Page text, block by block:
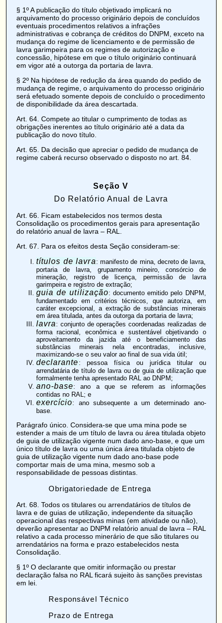
§ 1º A publicação do título objetivado implicará no
arquivamento do processo originário depois de concluídos
eventuais procedimentos relativos a infrações
administrativas e cobrança de créditos do DNPM, exceto na
mudança do regime de licenciamento e de permissão de
lavra garimpeira para os regimes de autorização e
concessão, hipótese em que o título originário continuará
em vigor até a outorga da portaria de lavra.
§ 2º Na hipótese de redução da área quando do pedido de
mudança de regime, o arquivamento do processo originário
será efetuado somente depois de concluído o procedimento
de disponibilidadeda área descartada.
Art. 64. Compete ao titular o cumprimento de todas as
obrigações inerentes ao título originário até a data da
publicação do novo título.
Art. 65. Da decisão que apreciar o pedido de mudança de
regime caberá recurso observado o disposto no art. 84.
Seção V
Do Relatório Anual de Lavra
Art. 66. Ficam estabelecidos nos termos desta
Consolidação os procedimentos gerais para apresentação
do relatório anual de lavra – RAL.
Art. 67 . Para os efeitos desta Seção consideram-se:
títulos de lavra: manifesto de mina, decreto de lavra,
portaria de lavra, grupamento mineiro, consórcio de
mineração, registro de licença, permissão de lavra
garimpeira e registro de extração;
guia de utilização: documento emitido pelo DNPM,
fundamentado em critérios técnicos, que autoriza, em
caráter excepcional, a extração de substâncias minerais
em área titulada, antes da outorga da portaria de lavra;
lavra: conjunto de operações coordenadas realizadas de
forma racional, econômica e sustentável objetivando o
aproveitamento da jazida até o beneficiamento das
substâncias minerais nela encontradas, inclusive,
maximizando-se o seu valor ao final de sua vida útil;
declarante : pessoa física ou jurídica titular ou
arrendatária de título de lavra ou de guia de utilização que
formalmente tenha apresentado RAL ao DNPM;
ano-base: ano a que se referem as informações
contidas no RAL; e
exercício: ano subsequente a um determinado ano-
base.
Parágrafo único. Considera-se que uma mina pode se
estender a mais de um título de lavra ou área titulada objeto
de guia de utilização vigente num dado ano-base, e que um
único título de lavra ou uma única área titulada objeto de
guia de utilização vigente num dado ano-base pode
comportar mais de uma mina, mesmo sob a
responsabilidade de pessoas distintas.
Obrigatoriedade de Entrega
Art. 68. Todos os titulares ou arrendatários de títulos de
lavra e de guias de utilização, independente da situação
operacional das respectivas minas (em atividade ou não),
deverão apresentar ao DNPM relatório anual de lavra – RAL
relativo a cada processo minerário de que são titulares ou
arrendatários na forma e prazo estabelecidos nesta
Consolidação.
§ 1º O declarante que omitir informação ou prestar
declaração falsa no RAL ficará sujeito às sanções previstas
em lei.
Responsável Técnico
Prazo de Entrega